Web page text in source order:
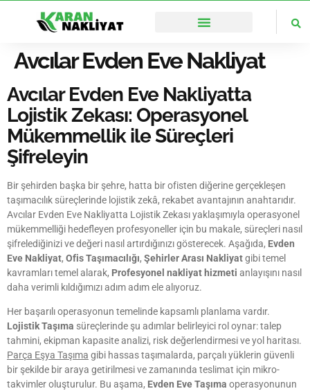
Avcılar Evden Eve Nakliyat
Avcılar Evden Eve Nakliyatta
Lojistik Zekası: Operasyonel
Mükemmellik ile Süreçleri
Şifreleyin
Bir şehirden başka bir şehre, hatta bir ofisten diğerine gerçekleşen
taşımacılık süreçlerinde lojistik zekâ, rekabet avantajının anahtarıdır.
Avcılar Evden Eve Nakliyatta Lojistik Zekası yaklaşımıyla operasyonel
mükemmelliği hedefleyen profesyoneller için bu makale, süreçleri nasıl
şifrelediğinizi ve değeri nasıl artırdığınızı gösterecek. Aşağıda, Evden
Eve Nakliyat, Ofis Taşımacılığı, Şehirler Arası Nakliyatgibi temel
kavramları temel alarak, Profesyonel nakliyat hizmeti anlayışını nasıl
daha verimli kıldığımızı adım adım ele alıyoruz.
Her başarılı operasyonun temelinde kapsamlı planlama vardır.
Lojistik Taşıma süreçlerinde şu adımlar belirleyici rol oynar: talep
tahmini, ekipman kapasite analizi, risk değerlendirmesi ve yol haritası.
Parça Eşya Taşıma gibi hassas taşımalarda, parçalı yüklerin güvenli
bir şekilde bir araya getirilmesi ve zamanında teslimat için mikro-
takvimler oluşturulur. Bu aşama, Evden Eve Taşıma operasyonunun